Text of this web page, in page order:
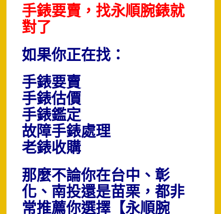
手錶要賣，找永順腕錶就
對了
如果你正在找：
手錶要賣
手錶估價
手錶鑑定
故障手錶處理
老錶收購
那麼不論你在台中、彰
化、南投還是苗栗，都非
常推薦你選擇【永順腕